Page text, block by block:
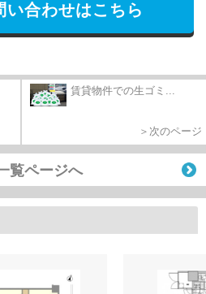
い合わせはこちら
賃貸物件での生ゴミ...
＞次のページ
覧ページへ